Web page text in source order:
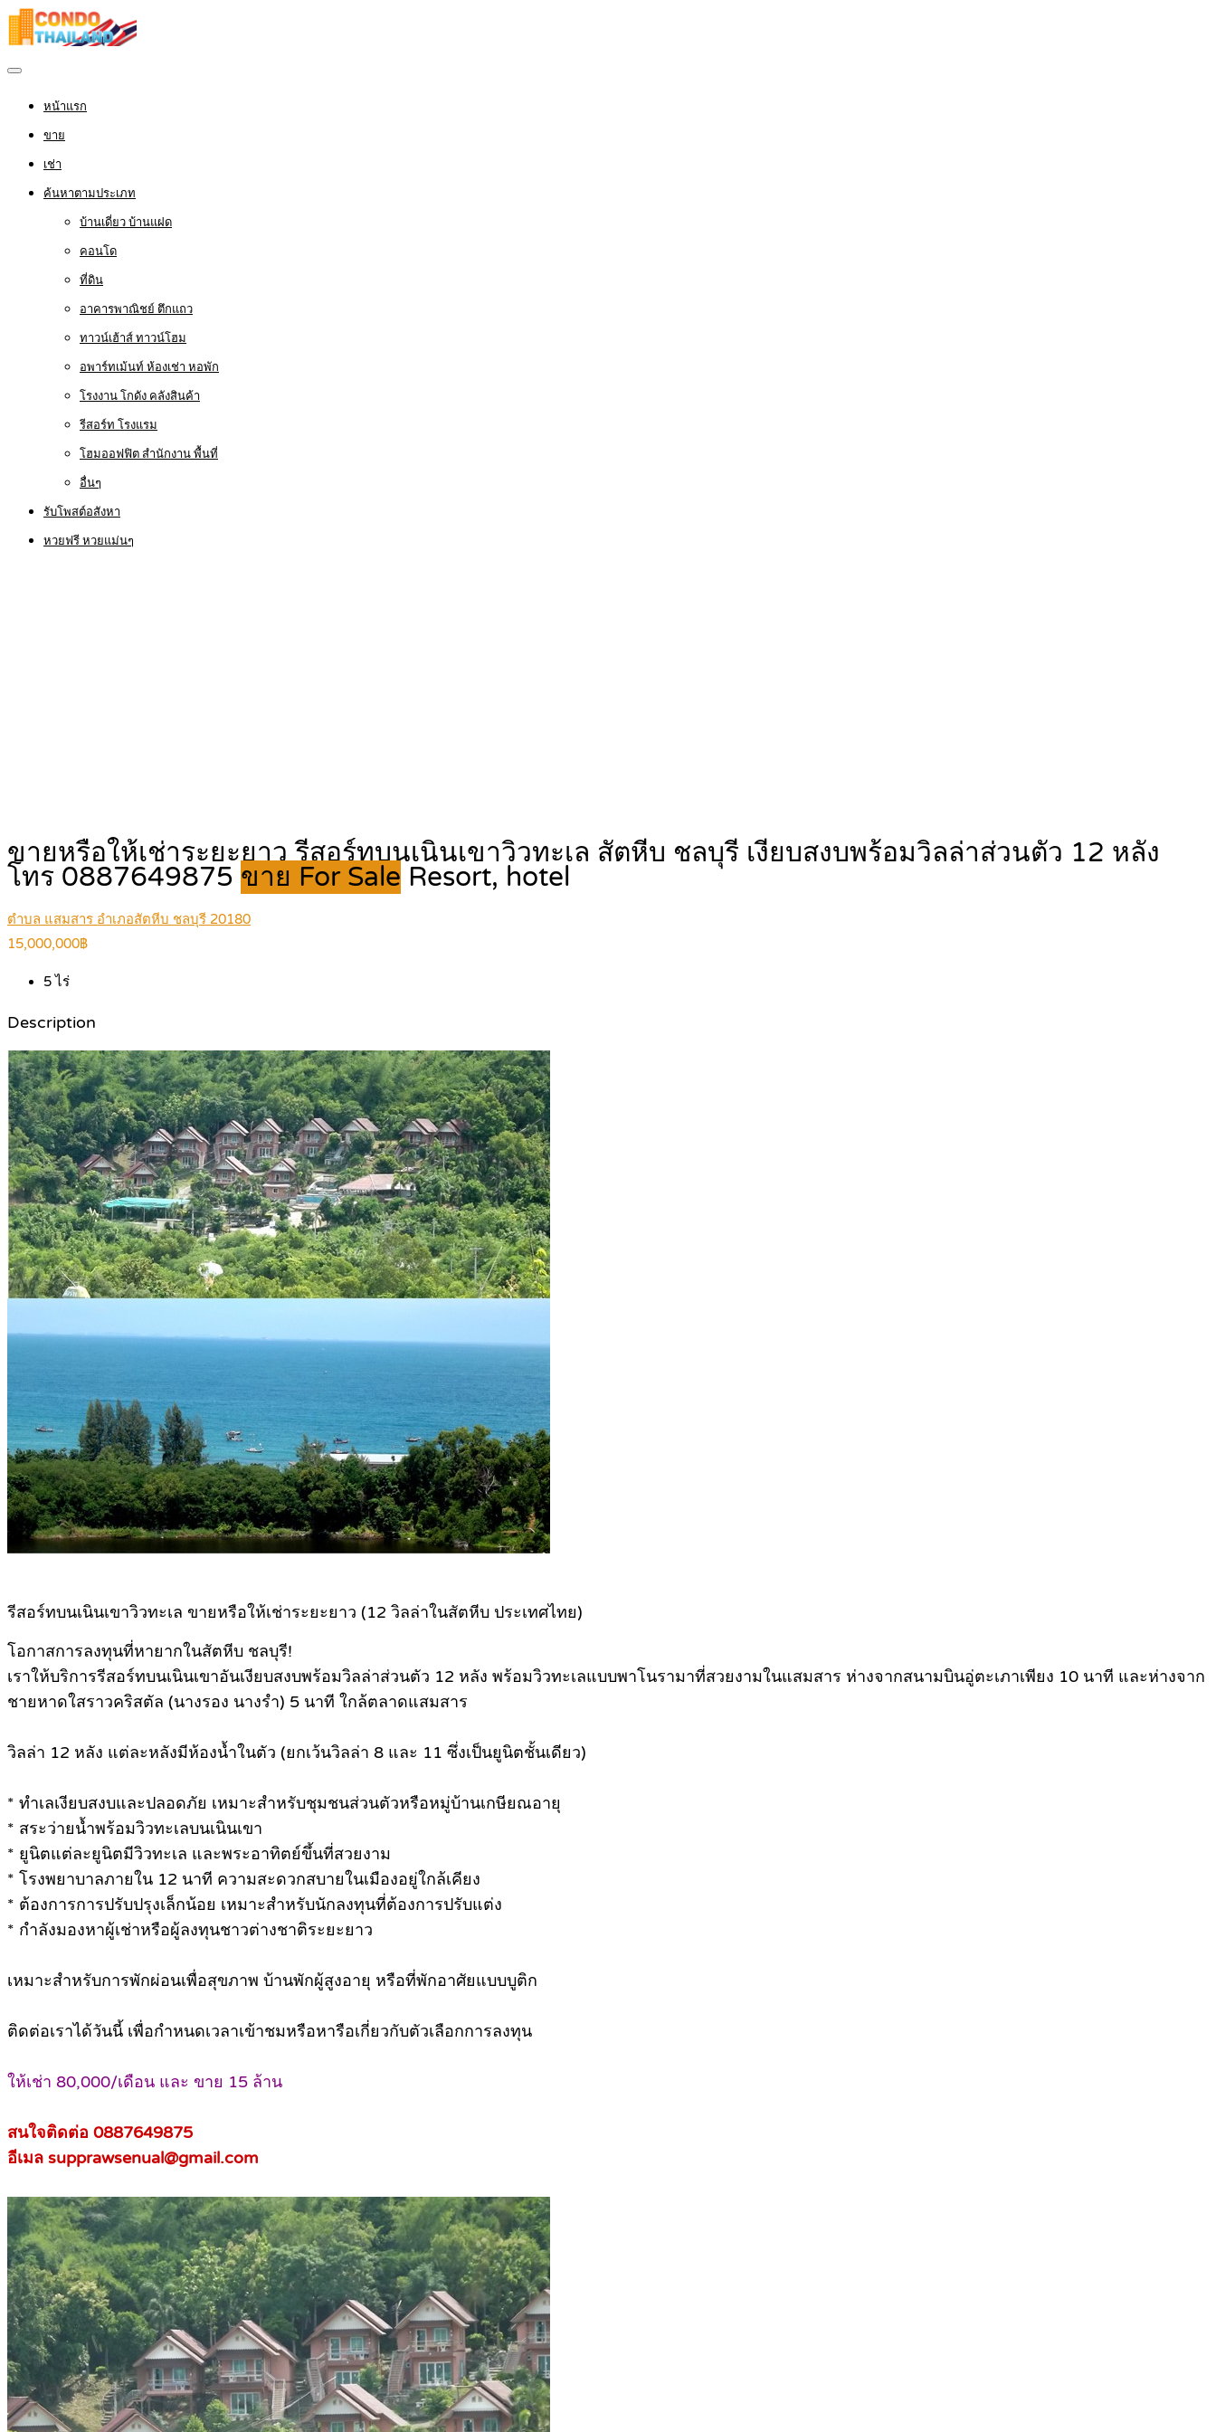
หน้าแรก
ขาย
เช่า
ค้นหาตามประเภท
บ้านเดี่ยว บ้านแฝด
คอนโด
ที่ดิน
อาคารพาณิชย์ ตึกแถว
ทาวน์เฮ้าส์ ทาวน์โฮม
อพาร์ทเม้นท์ ห้องเช่า หอพัก
โรงงาน โกดัง คลังสินค้า
รีสอร์ท โรงแรม
โฮมออฟฟิต สำนักงาน พื้นที่
อื่นๆ
รับโพสต์อสังหา
หวยฟรี หวยแม่นๆ
ขายหรือให้เช่าระยะยาว รีสอร์ทบนเนินเขาวิวทะเล สัตหีบ ชลบุรี เงียบสงบพร้อมวิลล่าส่วนตัว 12 หลัง
โทร 0887649875 ขาย For Sale Resort, hotel
ตำบล แสมสาร อำเภอสัตหีบ ชลบุรี 20180
15,000,000฿
5ไร่
Description
รีสอร์ทบนเนินเขาวิวทะเล ขายหรือให้เช่าระยะยาว (12 วิลล่าในสัตหีบ ประเทศไทย)
โอกาสการลงทุนที่หายากในสัตหีบ ชลบุรี!
เราให้บริการรีสอร์ทบนเนินเขาอันเงียบสงบพร้อมวิลล่าส่วนตัว 12 หลัง พร้อมวิวทะเลแบบพาโนรามาที่สวยงามในแสมสาร ห่างจากสนามบินอู่ตะเภาเพียง 10 นาที และห่างจาก
ชายหาดใสราวคริสตัล (นางรอง นางรำ) 5 นาที ใกล้ตลาดแสมสาร
วิลล่า 12 หลัง แต่ละหลังมีห้องน้ำในตัว (ยกเว้นวิลล่า 8 และ 11 ซึ่งเป็นยูนิตชั้นเดียว)
* ทำเลเงียบสงบและปลอดภัย เหมาะสำหรับชุมชนส่วนตัวหรือหมู่บ้านเกษียณอายุ
* สระว่ายน้ำพร้อมวิวทะเลบนเนินเขา
* ยูนิตแต่ละยูนิตมีวิวทะเล และพระอาทิตย์ขึ้นที่สวยงาม
* โรงพยาบาลภายใน 12 นาที ความสะดวกสบายในเมืองอยู่ใกล้เคียง
* ต้องการการปรับปรุงเล็กน้อย เหมาะสำหรับนักลงทุนที่ต้องการปรับแต่ง
* กำลังมองหาผู้เช่าหรือผู้ลงทุนชาวต่างชาติระยะยาว
เหมาะสำหรับการพักผ่อนเพื่อสุขภาพ บ้านพักผู้สูงอายุ หรือที่พักอาศัยแบบบูติก
ติดต่อเราได้วันนี้ เพื่อกำหนดเวลาเข้าชมหรือหารือเกี่ยวกับตัวเลือกการลงทุน
ให้เช่า 80,000/เดือน และ ขาย 15 ล้าน
สนใจติดต่อ 0887649875
อีเมล supprawsenual@gmail.com